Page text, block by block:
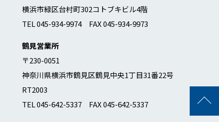
横浜市緑区台村町302コトブキビル4階
TEL 045-934-9974 FAX 045-934-9973
鶴見営業所
〒230-0051
神奈川県横浜市鶴見区鶴見中央1丁目31番22号
RT2003
TEL 045-642-5337 FAX 045-642-5337